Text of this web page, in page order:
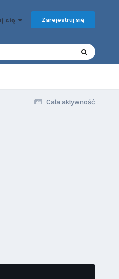
się Zarejestruj się
Cała aktywność